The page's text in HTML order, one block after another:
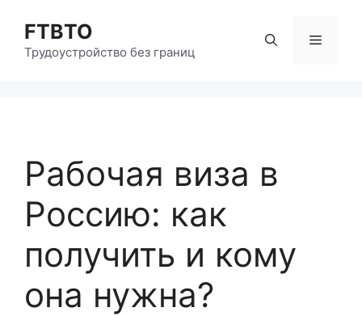
содержимому
FTBTO
Трудоустройство без границ
Меню
Рабочая виза в
Россию: как
получить и кому
она нужна?